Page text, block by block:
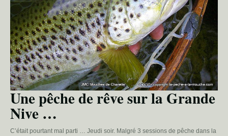
Une pêche de rêve sur la Grande
Nive …
C’était pourtant mal parti … Jeudi soir. Malgré 3 sessions de pêche dans la